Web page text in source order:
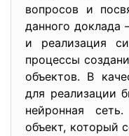
вопросов и
данного доклада
и реализация
процессы
объектов. В
для реализации
нейронная
объект, который